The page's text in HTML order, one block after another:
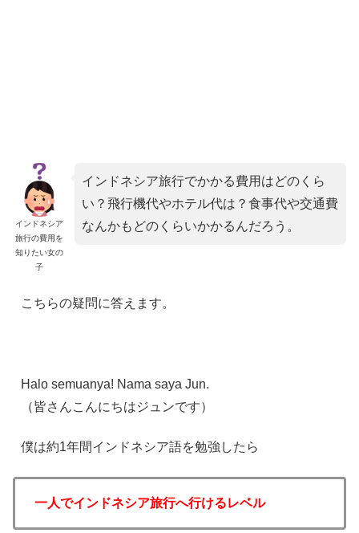
インドネシア
旅行の費用を
知りたい女の
子
インドネシア旅行でかかる費用はどのくら
い？飛行機代やホテル代は？食事代や交通費
なんかもどのくらいかかるんだろう。
こちらの疑問に答えます。
Halo semuanya! Nama saya Jun.
（皆さんこんにちはジュンです）
僕は約1年間インドネシア語を勉強したら
一人でインドネシア旅行へ行けるレベル